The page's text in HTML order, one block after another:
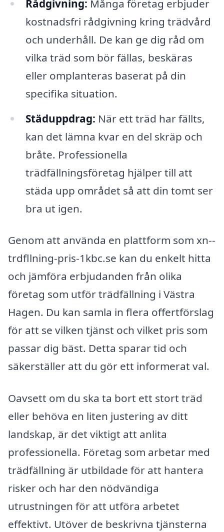
Rådgivning: Många företag erbjuder
kostnadsfri rådgivning kring trädvård
och underhåll. De kan ge dig råd om
vilka träd som bör fällas, beskäras
eller omplanteras baserat på din
specifika situation.
Städuppdrag: När ett träd har fällts,
kan det lämna kvar en del skräp och
bråte. Professionella
trädfällningsföretag hjälper till att
städa upp området så att din tomt ser
bra ut igen.
Genom att använda en plattform som xn--
trdfllning-pris-1kbc.se kan du enkelt hitta
och jämföra erbjudanden från olika
företag som utför trädfällning i Västra
Hagen. Du kan samla in flera offertförslag
för att se vilken tjänst och vilket pris som
passar dig bäst. Detta sparar tid och
säkerställer att du gör ett informerat val.
Oavsett om du ska ta bort ett stort träd
eller behöva en liten justering av ditt
landskap, är det viktigt att anlita
professionella. Företag som arbetar med
trädfällning är utbildade för att hantera
risker och har den nödvändiga
utrustningen för att utföra arbetet
effektivt. Utöver de beskrivna tjänsterna